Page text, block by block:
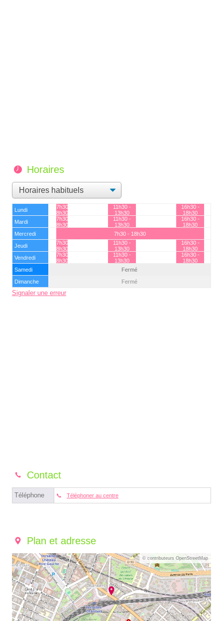
Horaires
Lundi
7h30 -
8h30
11h30 -
13h30
16h30 -
18h30
Mardi
7h30 -
8h30
11h30 -
13h30
16h30 -
18h30
Mercredi
7h30 - 18h30
Jeudi
7h30 -
8h30
11h30 -
13h30
16h30 -
18h30
Vendredi
7h30 -
8h30
11h30 -
13h30
16h30 -
18h30
Samedi
Fermé
Dimanche
Fermé
Signaler une erreur
Contact
Téléphone Téléphoner au centre
Plan et adresse
© contributeurs OpenStreetMap